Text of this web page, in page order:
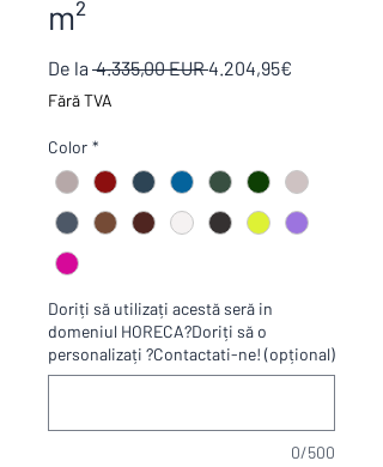
m²
De la 4.335,00 EUR Preț
4.204,95€
Fără TVA
Color *
Doriți să utilizați acestă seră in
domeniul HORECA?Doriți să o
personalizați ?Contactati-ne! (opțional)
0/500